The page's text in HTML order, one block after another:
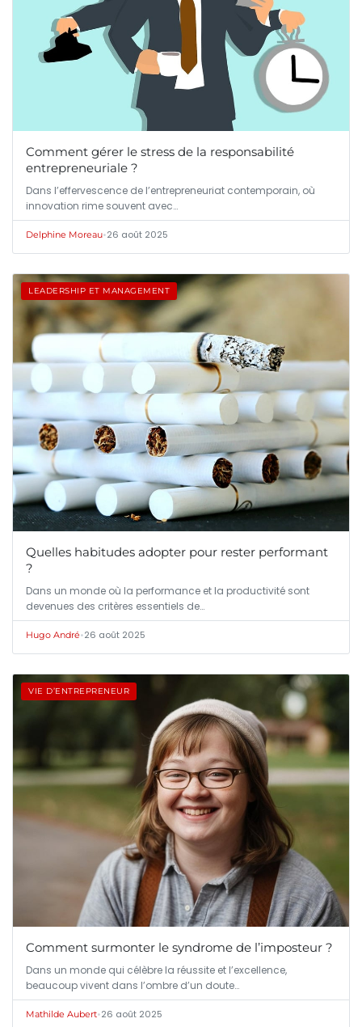
Comment gérer le stress de la responsabilité
entrepreneuriale ?
Dans l’effervescence de l’entrepreneuriat contemporain, où
innovation rime souvent avec…
Delphine Moreau•26 août 2025
LEADERSHIP ET MANAGEMENT
Quelles habitudes adopter pour rester performant
?
Dans un monde où la performance et la productivité sont
devenues des critères essentiels de…
Hugo André•26 août 2025
VIE D’ENTREPRENEUR
Comment surmonter le syndrome de l’imposteur ?
Dans un monde qui célèbre la réussite et l’excellence,
beaucoup vivent dans l’ombre d’un doute…
Mathilde Aubert•26 août 2025